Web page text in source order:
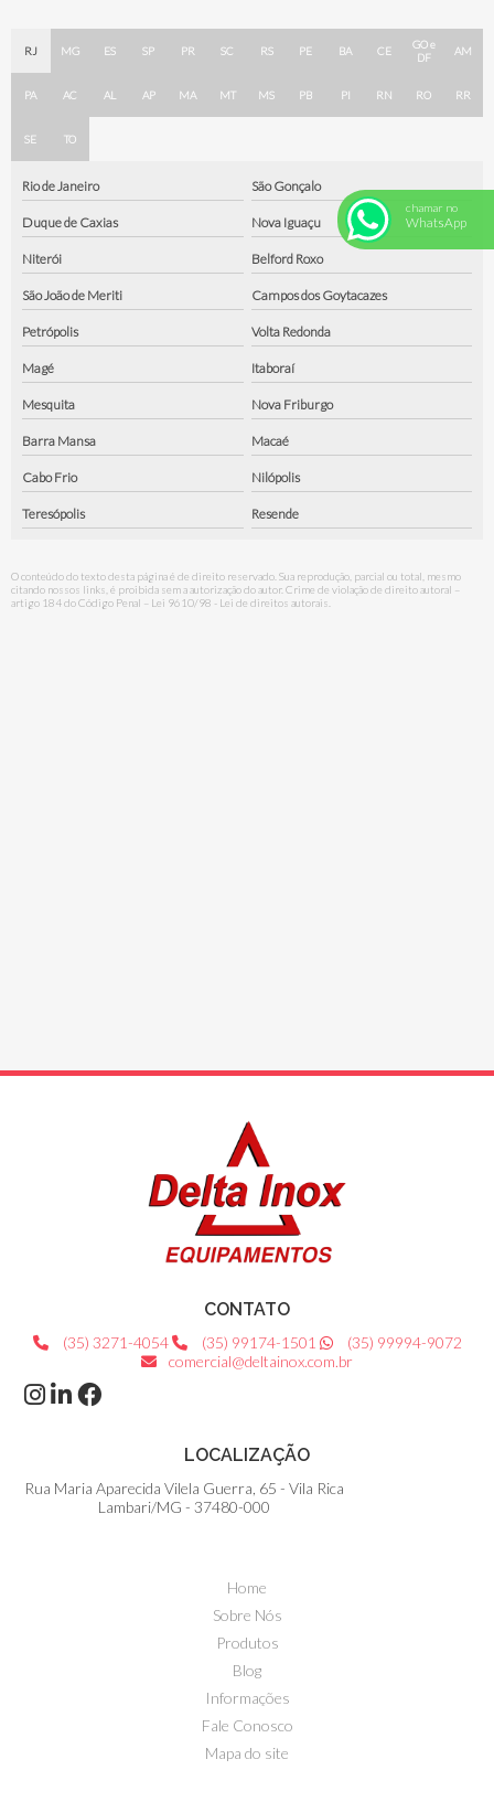
RJ MG ES SP PR SC RS PE BA CE
GO e
DF
AM
PA AC AL AP MA MT MS PB PI RN RO RR
SE TO
Rio de Janeiro São Gonçalo
Duque de Caxias Nova Iguaçu
Niterói Belford Roxo
São João de Meriti Campos dos Goytacazes
Petrópolis Volta Redonda
Magé Itaboraí
Mesquita Nova Friburgo
Barra Mansa Macaé
Cabo Frio Nilópolis
Teresópolis Resende
O conteúdo do texto desta página é de direito reservado. Sua reprodução, parcial ou total, mesmo
citando nossos links, é proibida sem a autorização do autor. Crime de violação de direito autoral –
artigo 184 do Código Penal – Lei 9610/98 - Lei de direitos autorais
CONTATO
(35) 3271-4054 (35) 99174-1501
(35) 99994-9072
comercial@deltainox.com.br
LOCALIZAÇÃO
Rua Maria Aparecida Vilela Guerra, 65 - Vila Rica
Lambari/MG - 37480-000
Home
Sobre Nós
Produtos
Blog
Informações
Fale Conosco
Mapa do site
chamar no
WhatsApp